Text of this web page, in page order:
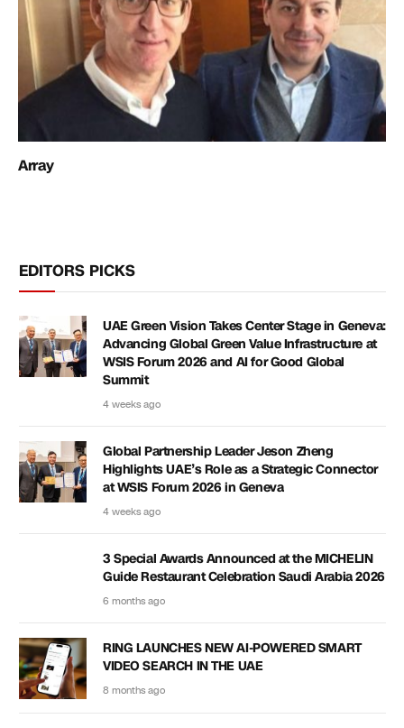
Array
EDITORS PICKS
UAE Green Vision Takes Center Stage in Geneva:
Advancing Global Green Value Infrastructure at
WSIS Forum 2026 and AI for Good Global
Summit
4 weeks ago
Global Partnership Leader Jeson Zheng
Highlights UAE’s Role as a Strategic Connector
at WSIS Forum 2026 in Geneva
4 weeks ago
3 Special Awards Announced at the MICHELIN
Guide Restaurant Celebration Saudi Arabia 2026
6 months ago
RING LAUNCHES NEW AI-POWERED SMART
VIDEO SEARCH IN THE UAE
8 months ago